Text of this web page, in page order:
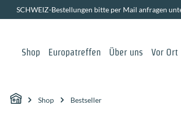
Zur Hauptnavigation springen
SCHWEIZ-Bestellungen bitte per Mail anfragen
Shop Europatreffen Über uns Vor Ort
Shop Bestseller